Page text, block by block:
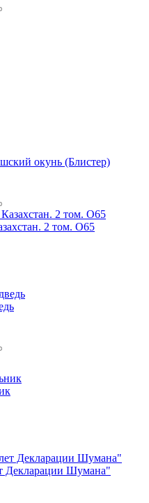
окунь (Блистер)
2 том. O65
Декларации Шумана"